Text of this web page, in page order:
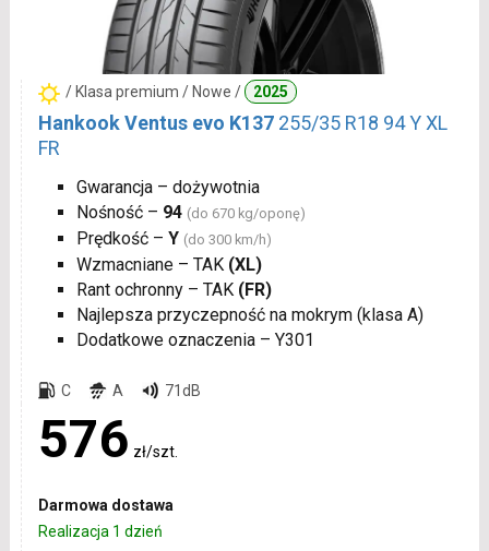
/ Klasa premium / Nowe / 2025
Hankook Ventus evo K137 255/35 R18 94 Y XL
FR
Gwarancja – dożywotnia
Nośność – 94 (do 670 kg/oponę)
Prędkość – Y (do 300 km/h)
Wzmacniane – TAK (XL)
Rant ochronny – TAK (FR)
Najlepsza przyczepność na mokrym (klasa A)
Dodatkowe oznaczenia – Y301
C A 71dB
576 zł/szt.
Darmowa dostawa
Realizacja 1 dzień